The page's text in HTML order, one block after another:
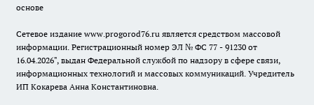
основе
Сетевое издание www.progorod76.ru является средством массовой
информации. Регистрационный номер ЭЛ № ФС 77 - 91230 от
16.04.2026", выдан Федеральной службой по надзору в сфере связи,
информационных технологий и массовых коммуникаций. Учредитель
ИП Кокарева Анна Константиновна.